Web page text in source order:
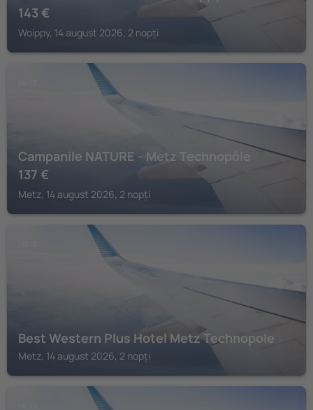
143 €
Woippy, 14 august 2026, 2 nopți
Campanile NATURE - Metz Technopôle
137 €
Metz, 14 august 2026, 2 nopți
Best Western Plus Hotel Metz Technopole
Metz, 14 august 2026, 2 nopți